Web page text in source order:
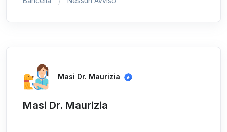
Masi Dr. Maurizia
Masi Dr. Maurizia